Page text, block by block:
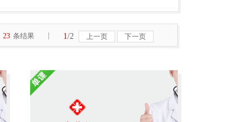
23 条结果 | 1 /2 上一页 下一页